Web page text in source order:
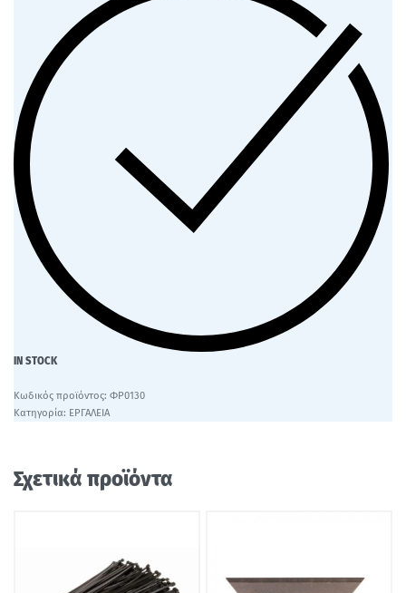
IN STOCK
ΦΡ0130
Κατηγορία: ΕΡΓΑΛΕΙΑ
Σχετικά προϊόντα